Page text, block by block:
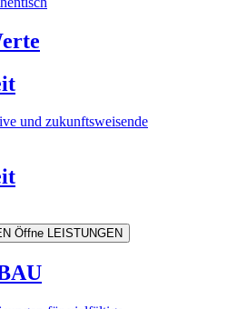
und zukunftsweisende
Öffne LEISTUNGEN